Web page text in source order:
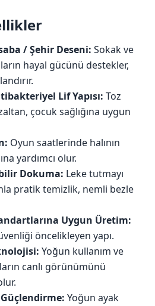
/ Şehir Deseni: Sokak ve
hayal gücünü destekler,
Lif Yapısı: Toz
çocuk sağlığına uygun
Oyun saatlerinde halının
yardımcı olur.
Dokuma: Leke tutmayı
pratik temizlik, nemli bezle
Uygun Üretim:
öncelikleyen yapı.
Yoğun kullanım ve
canlı görünümünü
Yoğun ayak